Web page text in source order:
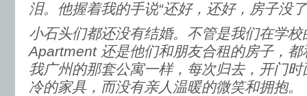
泪。他握着我的手说“还好，还好，房子没
小石头们都还没有结婚。不管是我们在学校
Apartment 还是他们和朋友合租的房子，
我广州的那套公寓一样，每次归去，开门
冷的家具，而没有亲人温暖的微笑和拥抱。